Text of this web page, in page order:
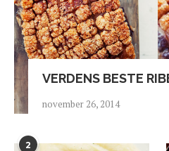
VERDENS BESTE
november 26, 2014
2